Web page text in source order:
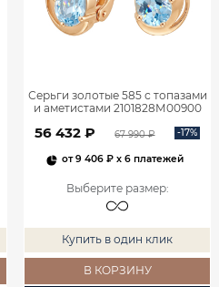
Серьги золотые 585 с топазами
и аметистами 2101828М00900
56 432 ₽ 67 990 ₽ -17%
от9 406 ₽ x 6 платежей
Выберите размер:
Купить в один клик
В КОРЗИНУ